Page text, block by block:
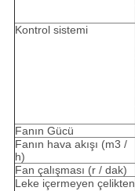
Kontrol sistemi
Fanın Gücü
Fanın hava akışı (m3 /
h)
Fan çalışması (r / dak)
Leke içermeyen çelikten